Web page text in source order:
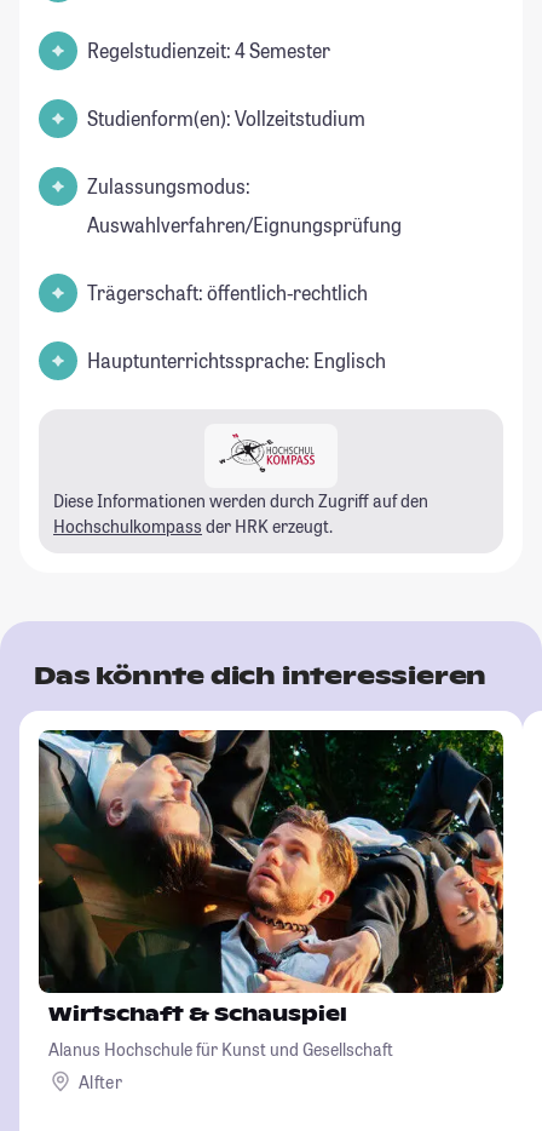
Regelstudienzeit: 4 Semester
Studienform(en): Vollzeitstudium
Zulassungsmodus:
Auswahlverfahren/Eignungsprüfung
Trägerschaft: öffentlich-rechtlich
Hauptunterrichtssprache: Englisch
Diese Informationen werden durch Zugriff auf den
Hochschulkompass der HRK erzeugt.
Das könnte dich interessieren
Wirtschaft & Schauspiel
Alanus Hochschule für Kunst und Gesellschaft
Alfter